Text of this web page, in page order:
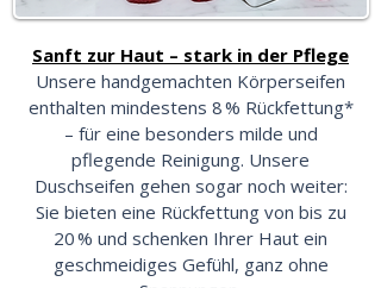
Sanft zur Haut – stark in der Pflege
Unsere handgemachten Körperseifen
enthalten mindestens 8 % Rückfettung*
– für eine besonders milde und
pflegende Reinigung. Unsere
Duschseifen gehen sogar noch weiter:
Sie bieten eine Rückfettung von bis zu
20 % und schenken Ihrer Haut ein
geschmeidiges Gefühl, ganz ohne